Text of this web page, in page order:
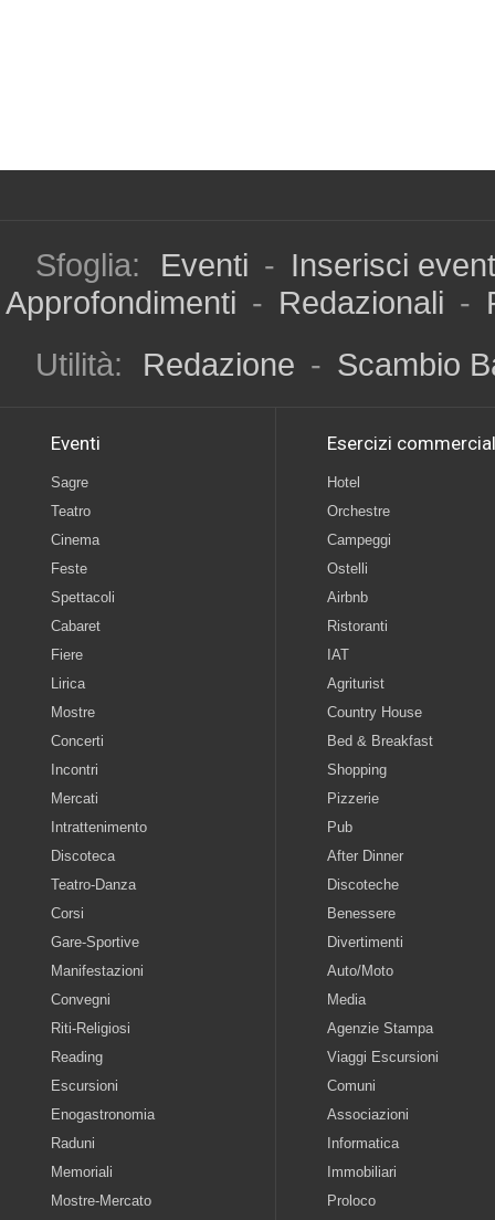
Sfoglia: Eventi - Inserisci
Approfondimenti - Redazionali -
Utilità:
Redazione - Scambio
Eventi
Sagre
Teatro
Cinema
Feste
Spettacoli
Cabaret
Fiere
Lirica
Mostre
Concerti
Incontri
Mercati
Intrattenimento
Discoteca
Teatro-Danza
Corsi
Gare-Sportive
Manifestazioni
Convegni
Riti-Religiosi
Reading
Escursioni
Enogastronomia
Raduni
Memoriali
Mostre-Mercato
Esercizi
Hotel
Orchestre
Campeggi
Ostelli
Airbnb
Ristoranti
IAT
Agriturist
Country House
Bed & Breakfast
Shopping
Pizzerie
Pub
After Dinner
Discoteche
Benessere
Divertimenti
Auto/Moto
Media
Agenzie Stampa
Viaggi Escursioni
Comuni
Associazioni
Informatica
Immobiliari
Proloco